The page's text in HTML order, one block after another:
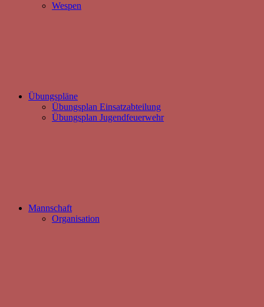
Wespen
Übungspläne
Übungsplan Einsatzabteilung
Übungsplan Jugendfeuerwehr
Mannschaft
Organisation